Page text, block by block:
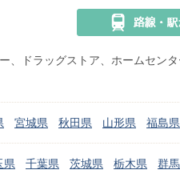
、ドラッグストア、ホームセン
宮城県 秋田県 山形県 福島県
県 千葉県 茨城県 栃木県 群